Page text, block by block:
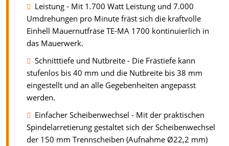
Leistung - Mit 1.700 Watt Leistung und 7.000
Umdrehungen pro Minute fräst sich die kraftvolle
Einhell Mauernutfräse TE-MA 1700 kontinuierlich in
das Mauerwerk.
Schnitttiefe und Nutbreite - Die Frästiefe kann
stufenlos bis 40 mm und die Nutbreite bis 38 mm
eingestellt und an alle Gegebenheiten angepasst
werden.
Einfacher Scheibenwechsel - Mit der praktischen
Spindelarretierung gestaltet sich der Scheibenwechsel
der 150 mm Trennscheiben (Aufnahme Ø22,2 mm)